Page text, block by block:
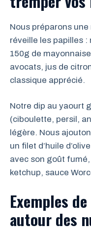
Nous préparons
réveille les papilles
150g de
avocats, jus de
classique apprécié.
Notre dip au yaourt
(ciboulette, persil,
légère. Nous
un filet d’huile
avec son goût
ketchup, sauce
Exemples
autour des